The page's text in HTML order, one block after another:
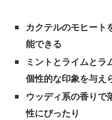
カクテルのモヒート
能できる
ミントとライムとラ
個性的な印象を与え
ウッディ系の香りで
性にぴったり